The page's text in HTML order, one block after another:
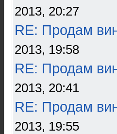
2013, 20:27
RE: Продам
2013, 19:58
RE: Продам
2013, 20:41
RE: Продам
2013, 19:55